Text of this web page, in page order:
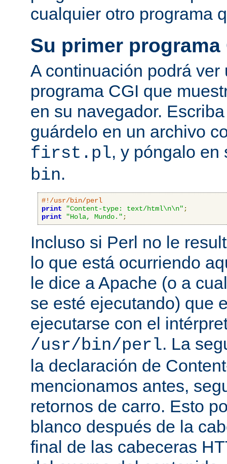
cualquier otro programa
Su primer programa
A continuación podrá ver
programa CGI que
en su navegador.
guárdelo en un archivo
first.pl, y póngalo
bin.
#!/usr/bin/perl
print
"Content-type: text/html\n\n" ;
print
"Hola, Mundo." ;
Incluso si Perl no le
lo que está ocurriendo
le dice a Apache (o a
se esté ejecutando) que
ejecutarse con el
/usr/bin/perl. La
la declaración de
mencionamos antes,
retornos de carro. Esto
blanco después de la
final de las cabeceras